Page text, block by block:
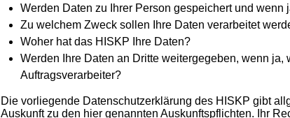
Werden Daten zu Ihrer Person gespeichert und wenn
Zu welchem Zweck sollen Ihre Daten verarbeitet
Woher hat das HISKP Ihre Daten?
Werden Ihre Daten an Dritte weitergegeben, wenn ja,
Auftragsverarbeiter?
Die vorliegende Datenschutzerklärung des HISKP gibt
Auskunft zu den hier genannten Auskunftspflichten. Ihr